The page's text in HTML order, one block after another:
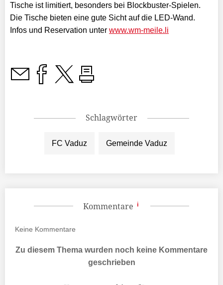
Tische ist limitiert, besonders bei Blockbuster-Spielen.
Die Tische bieten eine gute Sicht auf die LED-Wand.
Infos und Reservation unter www.wm-meile.li
Schlagwörter
FC Vaduz Gemeinde Vaduz
Kommentare
Keine Kommentare
Zu diesem Thema wurden noch keine Kommentare
geschrieben